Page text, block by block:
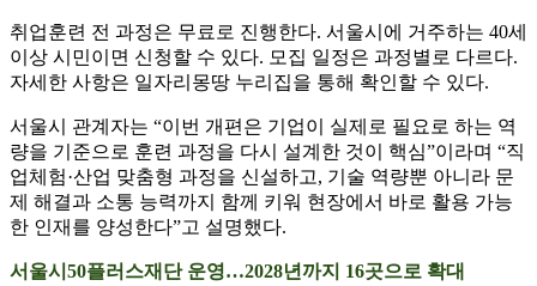
취업훈련 전 과정은 무료로 진행한다. 서울시에 거주하는 40세
이상 시민이면 신청할 수 있다. 모집 일정은 과정별로 다르다.
자세한 사항은 일자리몽땅 누리집을 통해 확인할 수 있다.
서울시 관계자는 “이번 개편은 기업이 실제로 필요로 하는 역
량을 기준으로 훈련 과정을 다시 설계한 것이 핵심”이라며 “직
업체험·산업 맞춤형 과정을 신설하고, 기술 역량뿐 아니라 문
제 해결과 소통 능력까지 함께 키워 현장에서 바로 활용 가능
한 인재를 양성한다”고 설명했다.
서울시50플러스재단 운영…2028년까지 16곳으로 확대